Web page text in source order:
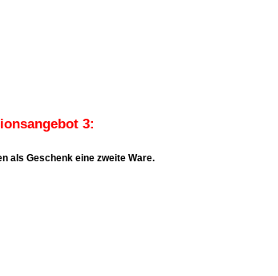
3:
als Geschenk eine zweite Ware.